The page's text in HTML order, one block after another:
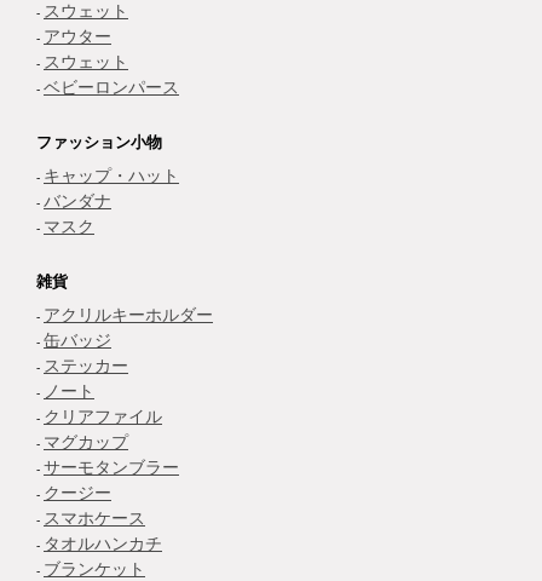
スウェット
アウター
スウェット
ベビーロンパース
ファッション小物
キャップ・ハット
バンダナ
マスク
雑貨
アクリルキーホルダー
缶バッジ
ステッカー
ノート
クリアファイル
マグカップ
サーモタンブラー
クージー
スマホケース
タオルハンカチ
ブランケット